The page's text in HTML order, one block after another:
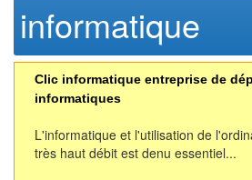
informatique
Clic informatique entreprise de
informatiques
L'informatique et l'utilisation de
très haut débit est denu essentiel...